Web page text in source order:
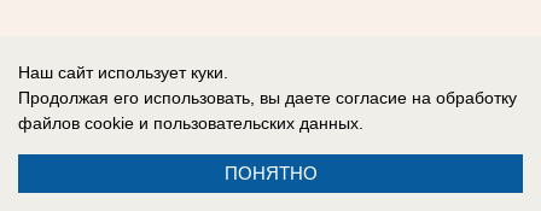
Наш сайт использует куки.
Продолжая его использовать, вы даете согласие на обработку
файлов cookie и пользовательских данных.
ПОНЯТНО